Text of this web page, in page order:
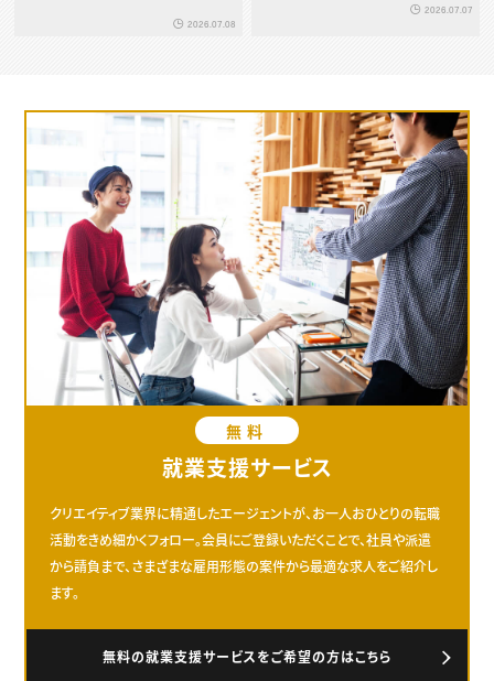
2026.07.08
2026.07.07
無料
就業支援サービス
クリエイティブ業界に精通したエージェントが、お一人おひとりの転職
活動をきめ細かくフォロー。会員にご登録いただくことで、社員や派遣
から請負まで、さまざまな雇用形態の案件から最適な求人をご紹介し
ます。
無料の就業支援サービスをご希望の方はこちら